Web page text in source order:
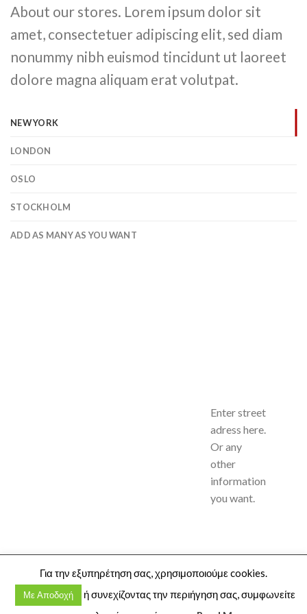
About our stores. Lorem ipsum dolor sit
amet, consectetuer adipiscing elit, sed diam
nonummy nibh euismod tincidunt ut laoreet
dolore magna aliquam erat volutpat.
NEW YORK
LONDON
OSLO
STOCKHOLM
ADD AS MANY AS YOU WANT
Enter street
adress here.
Or any
other
information
you want.
Copyright 2026 ©Crystal House
Πόντου 73 - Καλαμαριά - 2310 438880
Για την εξυπηρέτηση σας, χρησιμοποιούμε cookies.
Με Αποδοχή
ή συνεχίζοντας την περιήγηση σας, συμφωνείτε